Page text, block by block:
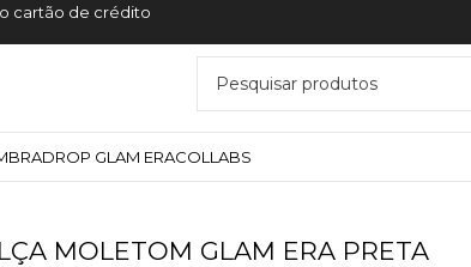
10%OFF NA PRIMEIRA COMPRA CUPOM
DROP GLAM ERACOLLABS
MOLETOM GLAM ERA PRETA